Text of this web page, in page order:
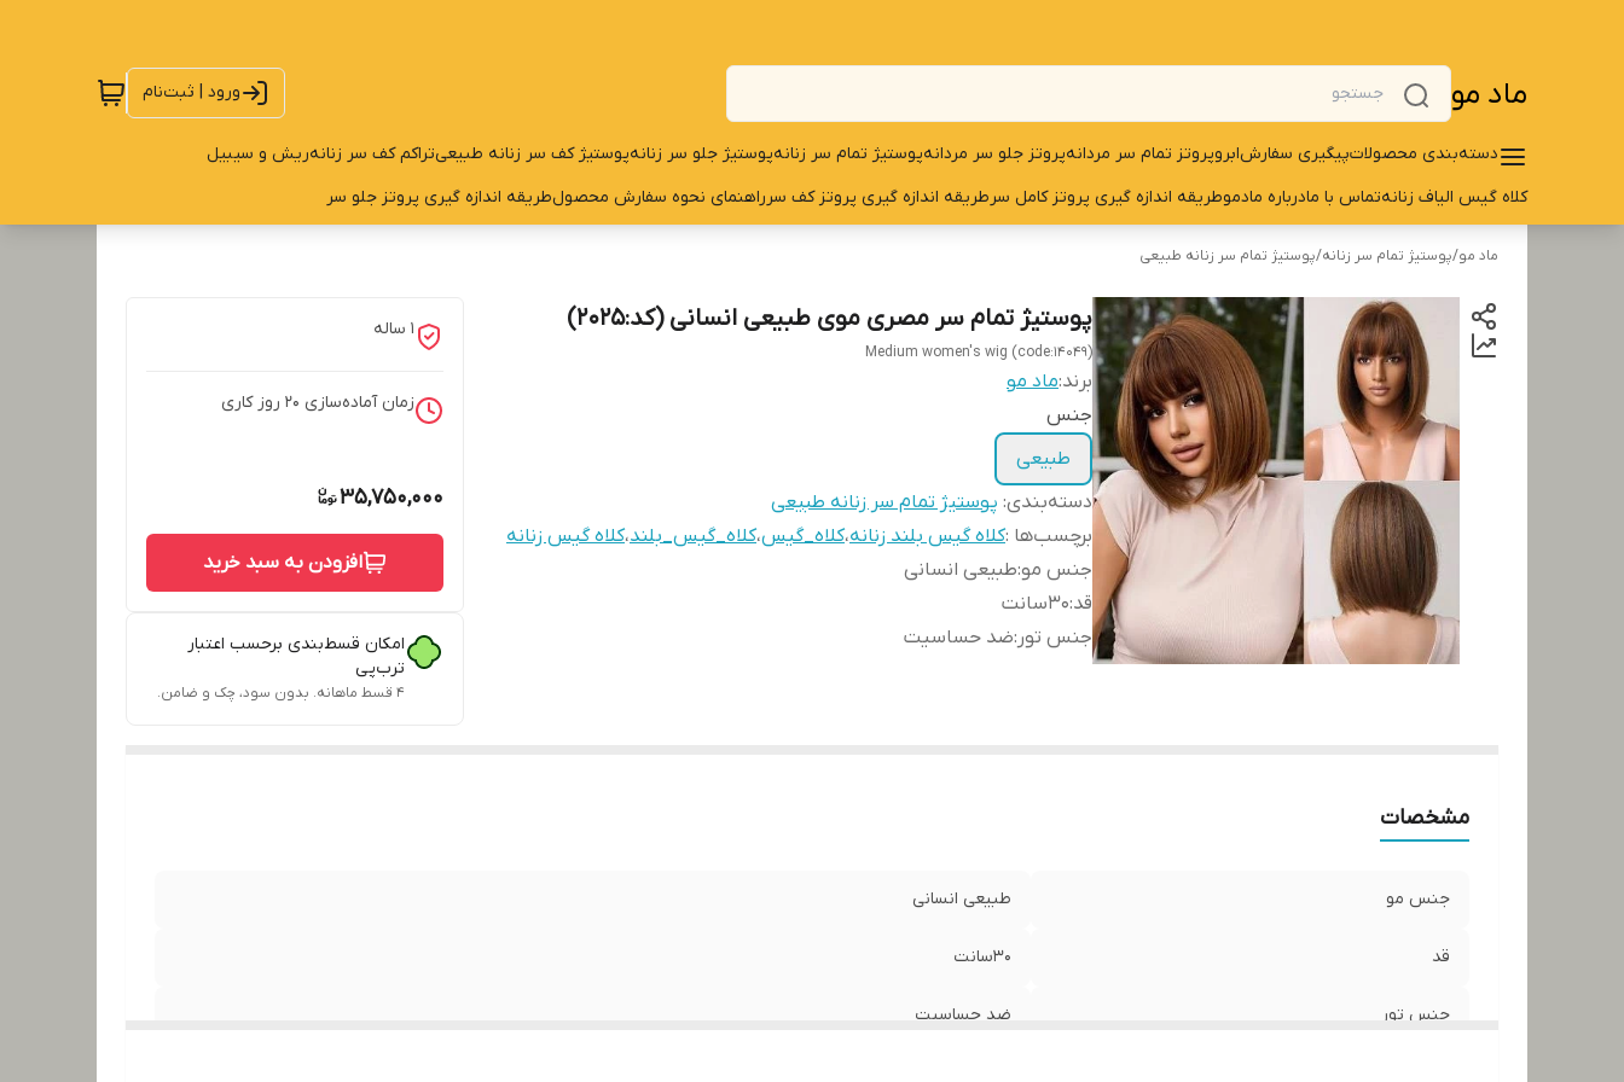
ماد مو ورود | ثبت‌نام
دسته‌بندی محصولاتپیگیری سفارشابروپروتز تمام سر مردانهپروتز جلو سر مردانهپوستیژ تمام سر زنانهپوستیژ جلو سر زنانهپوستیژ کف سر زنانه طبیعیتراکم کف سر زنانهریش و سیبیل
کلاه گیس الیاف زنانهتماس با مادرباره مادموطریقه اندازه گیری پروتز کامل سرطریقه اندازه گیری پروتز کف سرراهنمای نحوه سفارش محصولطریقه اندازه گیری پروتز جلو سر
ماد مو/پوستیژ تمام سر زنانه/پوستیژ تمام سر زنانه طبیعی
پوستیژ تمام سر مصری موی طبیعی انسانی (کد:2025)
Medium women's wig (code:14049)
برند:ماد مو
جنس
طبیعی
دسته‌بندی: پوستیژ تمام سر زنانه طبیعی
برچسب‌ها :کلاه گیس بلند زنانه،کلاه_گیس،کلاه_گیس_بلند،کلاه گیس زنانه
جنس مو:طبیعی انسانی
قد:30سانت
جنس تور :ضد حساسیت
1 ساله
زمان آماده‌سازی 20 روز کاری
35,750,000
افزودن به سبد خرید
امکان قسط‌بندی برحسب اعتبار
ترب‌پی
۴ قسط ماهانه. بدون سود، چک و ضامن.
مشخصات
جنس مو طبیعی انسانی
قد 30سانت
جنس تور ضد حساسیت